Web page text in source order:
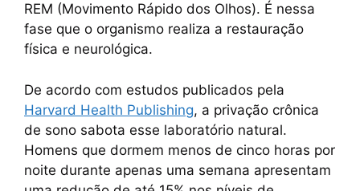
REM (Movimento Rápido dos Olhos). É nessa
fase que o organismo realiza a restauração
física e neurológica.
De acordo com estudos publicados pela
Harvard Health Publishing, a privação crônica
de sono sabota esse laboratório natural.
Homens que dormem menos de cinco horas por
noite durante apenas uma semana apresentam